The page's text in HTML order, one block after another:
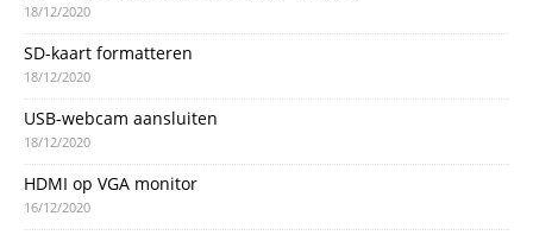
18/12/2020
SD-kaart formatteren
18/12/2020
USB-webcam aansluiten
18/12/2020
HDMI op VGA monitor
16/12/2020